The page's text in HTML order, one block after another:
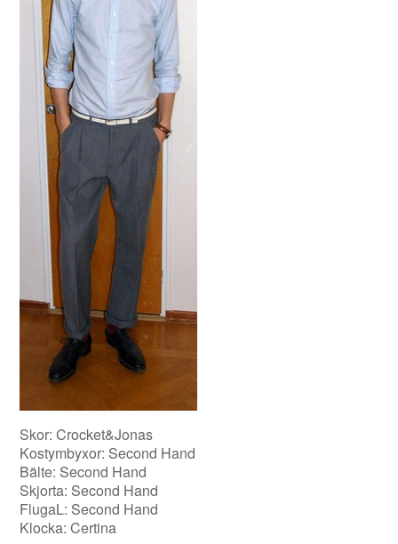
Skor: Crocket&Jonas
Kostymbyxor: Second Hand
Bälte: Second Hand
Skjorta: Second Hand
FlugaL: Second Hand
Klocka: Certina